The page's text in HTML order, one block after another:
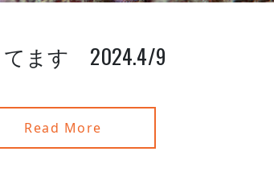
ます 2024.4/9
Read More